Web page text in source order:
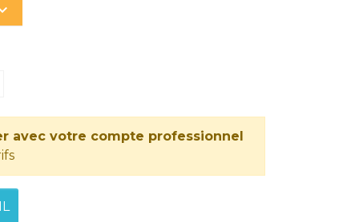
avec votre compte professionnel